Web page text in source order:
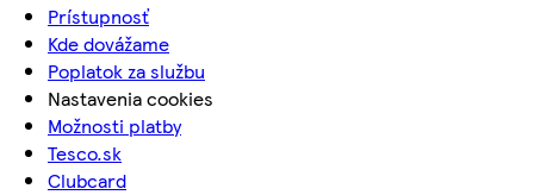
Prístupnosť
Kde dovážame
Poplatok za službu
Nastavenia cookies
Možnosti platby
Tesco.sk
Clubcard